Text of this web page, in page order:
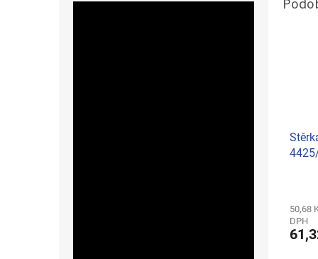
50,68
DPH